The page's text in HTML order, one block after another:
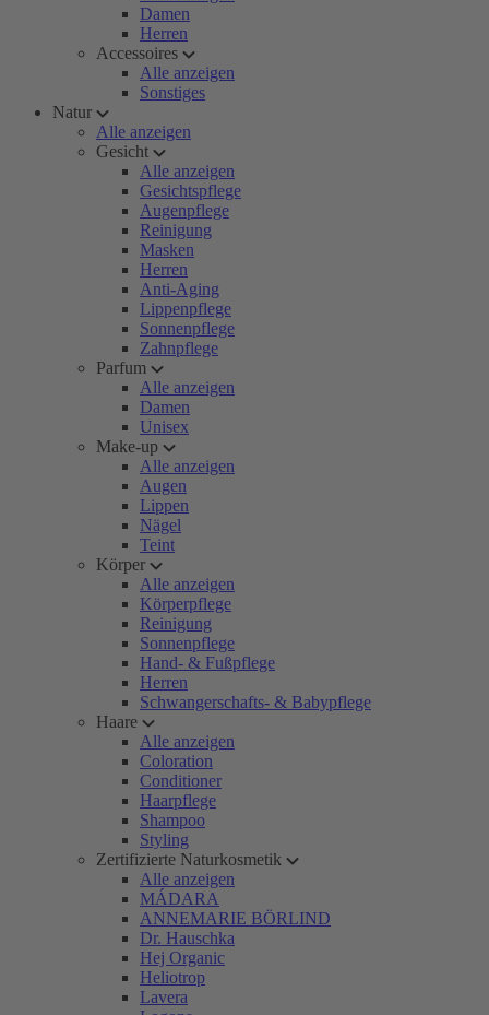
Damen
Herren
Accessoires
Alle anzeigen
Sonstiges
Natur
Alle anzeigen
Gesicht
Alle anzeigen
Gesichtspflege
Augenpflege
Reinigung
Masken
Herren
Anti-Aging
Lippenpflege
Sonnenpflege
Zahnpflege
Parfum
Alle anzeigen
Damen
Unisex
Make-up
Alle anzeigen
Augen
Lippen
Nägel
Teint
Körper
Alle anzeigen
Körperpflege
Reinigung
Sonnenpflege
Hand- & Fußpflege
Herren
Schwangerschafts- & Babypflege
Haare
Alle anzeigen
Coloration
Conditioner
Haarpflege
Shampoo
Styling
Zertifizierte Naturkosmetik
Alle anzeigen
MÁDARA
ANNEMARIE BÖRLIND
Dr. Hauschka
Hej Organic
Heliotrop
Lavera